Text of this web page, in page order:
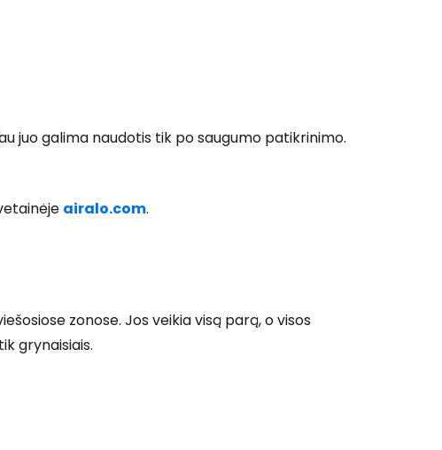
juo galima naudotis tik po saugumo patikrinimo.
airalo.com.
zonose. Jos veikia visą parą, o visos
grynaisiais.